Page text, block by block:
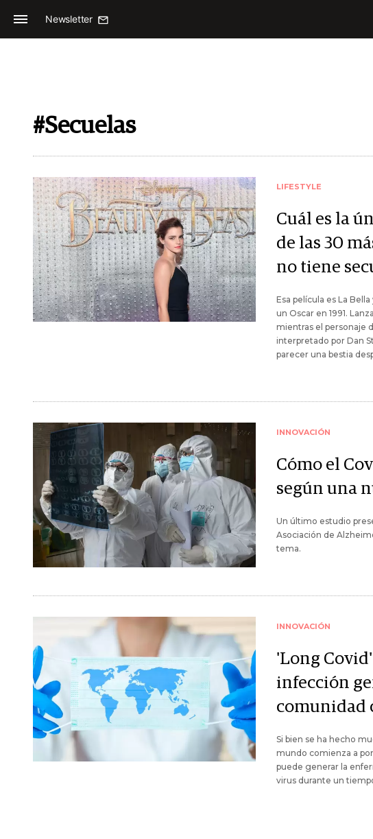
Newsletter
#Secuelas
LIFESTYLE
Cuál es la
de las 30
no tiene
Esa película es La
un Oscar en 1991.
mientras el personaje
interpretado por Dan
parecer una bestia
INNOVACIÓN
Cómo el
según una
Un último estudio
Asociación de
tema.
INNOVACIÓN
'Long
infección
comunidad
Si bien se ha hecho
mundo comienza a
puede generar la
virus durante un